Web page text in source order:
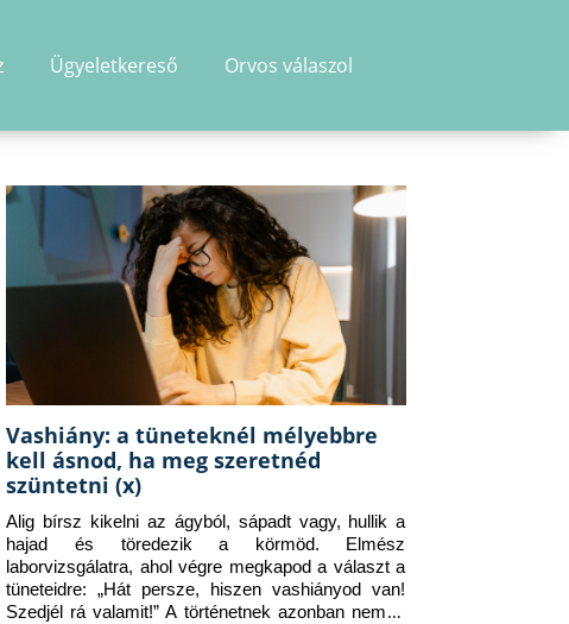
Ügyeletkereső Orvos válaszol
Vashiány: a tüneteknél mélyebbre
kell ásnod, ha meg szeretnéd
szüntetni (x)
Alig bírsz kikelni az ágyból, sápadt vagy, hullik a
hajad és töredezik a körmöd. Elmész
laborvizsgálatra, ahol végre megkapod a választ a
tüneteidre: „Hát persze, hiszen vashiányod van!
Szedjél rá valamit!” A történetnek azonban nem itt